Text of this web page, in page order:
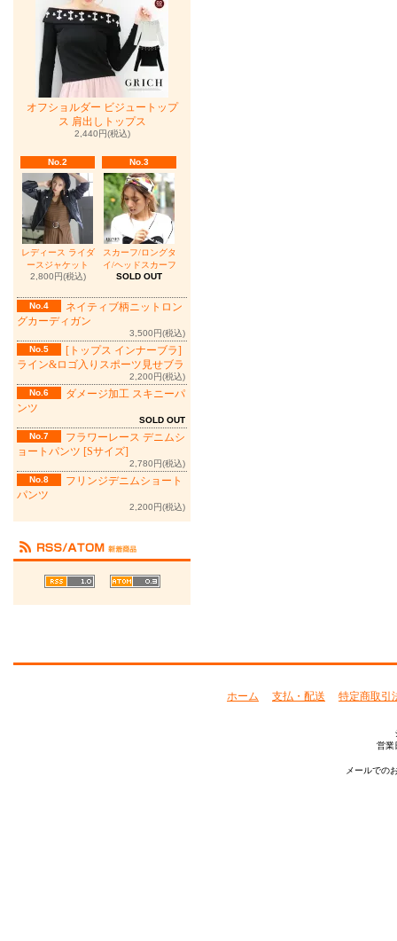
オフショルダー ビジュートップ
ス 肩出しトップス
2,440円(税込)
No.2
レディース ライダ
ースジャケット
2,800円(税込)
No.3
スカーフ/ロングタ
イ/ヘッドスカーフ
SOLD OUT
No.4
ネイティブ柄ニットロン
グカーディガン
3,500円(税込)
No.5
[トップス インナーブラ]
ライン&ロゴ入りスポーツ見せブラ
2,200円(税込)
No.6
ダメージ加工 スキニーパ
ンツ
SOLD OUT
No.7
フラワーレース デニムシ
ョートパンツ [Sサイズ]
2,780円(税込)
No.8
フリンジデニムショート
パンツ
2,200円(税込)
ホーム 支払・配送 特定商取引
営業
メールでの